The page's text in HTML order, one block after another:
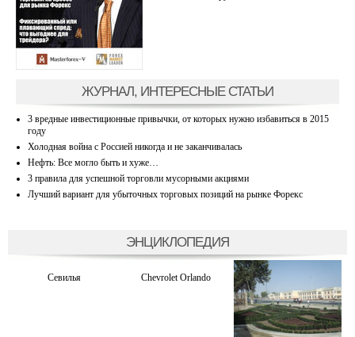
ЖУРНАЛ, ИНТЕРЕСНЫЕ СТАТЬИ
3 вредные инвестиционные привычки, от которых нужно избавиться в 2015
году
Холодная война с Россией никогда и не заканчивалась
Нефть: Все могло быть и хуже…
3 правила для успешной торговли мусорными акциями
Лучший вариант для убыточных торговых позиций на рынке Форекс
ЭНЦИКЛОПЕДИЯ
Севилья Chevrolet Orlando